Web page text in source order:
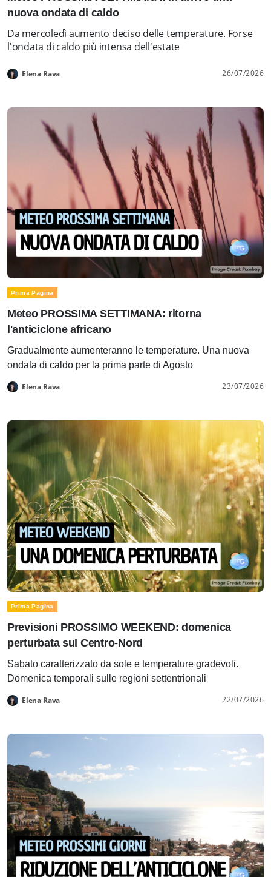
nuova ondata di caldo
Da mercoledì aumento deciso delle temperature. Forse
l'ondata di caldo più intensa dell'estate
Elena Rava 26/07/2026
Prima Pagina
Meteo PROSSIMA SETTIMANA: ritorna
l'anticiclone africano
Gradualmente aumenteranno le temperature. Una nuova
ondata di caldo per la prima parte di Agosto
Elena Rava 23/07/2026
Prima Pagina
Previsioni PROSSIMO WEEKEND: domenica
perturbata sul Centro-Nord
Sabato caratterizzato da sole e temperature gradevoli.
Domenica temporali sulle regioni settentrionali
Elena Rava 22/07/2026